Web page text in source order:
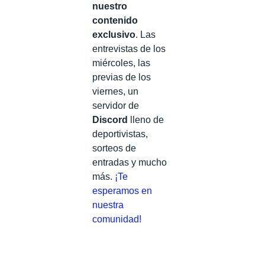
nuestro
contenido
exclusivo. Las
entrevistas de los
miércoles, las
previas de los
viernes, un
servidor de
Discord
lleno de
deportivistas,
sorteos de
entradas y mucho
más. ¡Te
esperamos en
nuestra
comunidad!